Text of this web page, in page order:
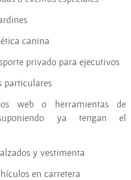
canina
privado para ejecutivos
particulares
web o herramientas de
ya tengan el
y vestimenta
en carretera